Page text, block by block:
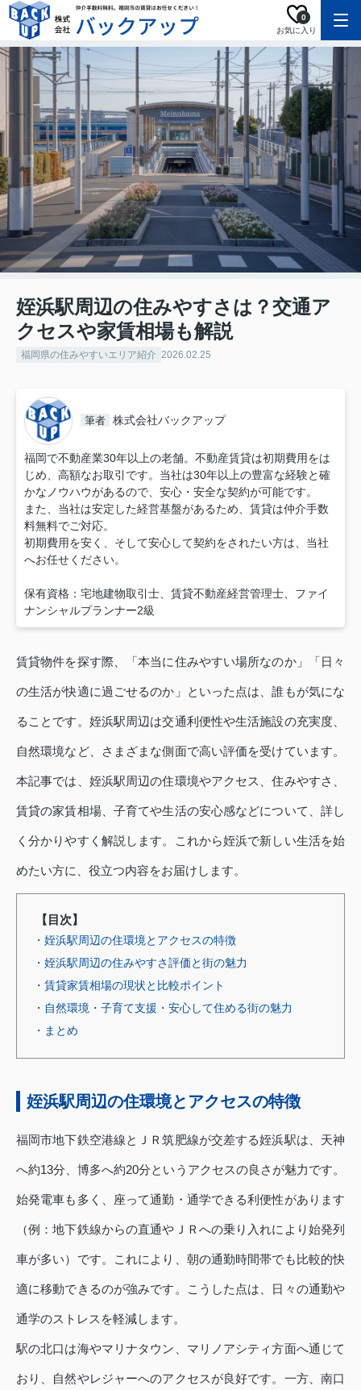
お気に入り
0
姪浜駅周辺の住みやすさは？交通ア
クセスや家賃相場も解説
福岡県の住みやすいエリア紹介 2026.02.25
筆者 株式会社バックアップ
福岡で不動産業30年以上の老舗。不動産賃貸は初期費用をは
じめ、高額なお取引です。当社は30年以上の豊富な経験と確
かなノウハウがあるので、安心・安全な契約が可能です。
また、当社は安定した経営基盤があるため、賃貸は仲介手数
料無料でご対応。
初期費用を安く、そして安心して契約をされたい方は、当社
へお任せください。
保有資格：宅地建物取引士、賃貸不動産経営管理士、ファイ
ナンシャルプランナー2級
賃貸物件を探す際、「本当に住みやすい場所なのか」「日々
の生活が快適に過ごせるのか」といった点は、誰もが気にな
ることです。姪浜駅周辺は交通利便性や生活施設の充実度、
自然環境など、さまざまな側面で高い評価を受けています。
本記事では、姪浜駅周辺の住環境やアクセス、住みやすさ、
賃貸の家賃相場、子育てや生活の安心感などについて、詳し
く分かりやすく解説します。これから姪浜で新しい生活を始
めたい方に、役立つ内容をお届けします。
【目次】
・姪浜駅周辺の住環境とアクセスの特徴
・姪浜駅周辺の住みやすさ評価と街の魅力
・賃貸家賃相場の現状と比較ポイント
・自然環境・子育て支援・安心して住める街の魅力
・まとめ
姪浜駅周辺の住環境とアクセスの特徴
福岡市地下鉄空港線とＪＲ筑肥線が交差する姪浜駅は、天神
へ約13分、博多へ約20分というアクセスの良さが魅力です。
始発電車も多く、座って通勤・通学できる利便性があります
（例：地下鉄線からの直通やＪＲへの乗り入れにより始発列
車が多い）です。これにより、朝の通勤時間帯でも比較的快
適に移動できるのが強みです。こうした点は、日々の通勤や
通学のストレスを軽減します。
駅の北口は海やマリナタウン、マリノアシティ方面へ通じて
おり、自然やレジャーへのアクセスが良好です。一方、南口